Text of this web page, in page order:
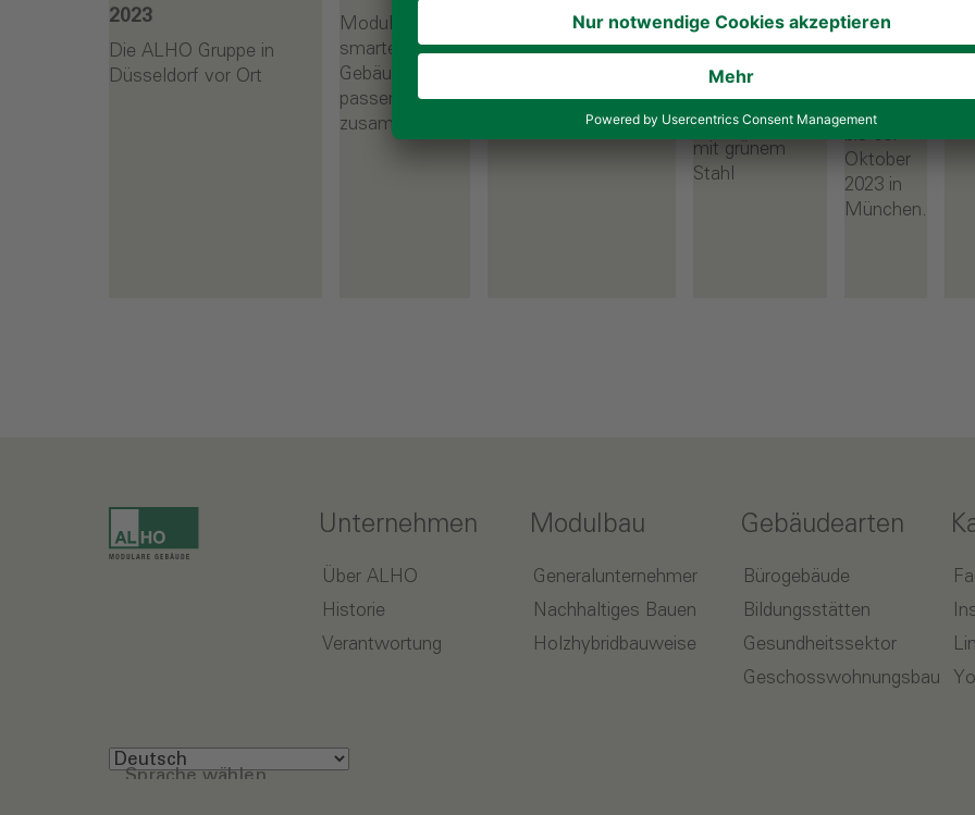
2023
Die ALHO Gruppe in
Düsseldorf vor Ort
Modulbau und
smarte
Gebäudetechnik
passen optimal
zusammen
in BNB-zertifizierter
ALHO Modulbauweise
ALHO realisiert
in Dortmund
das erste
Modulgebäude
Deutschlands
mit grünem
Stahl
Sie uns
auf der
bis 06.
Oktober
2023 in
München.
Unternehmen
Über ALHO
Historie
Verantwortung
Modulbau
Generalunternehmer
Nachhaltiges Bauen
Holzhybridbauweise
Gebäudearten
Bürogebäude
Bildungsstätten
Gesundheitssektor
Geschosswohnungsbau
Sprache wählen